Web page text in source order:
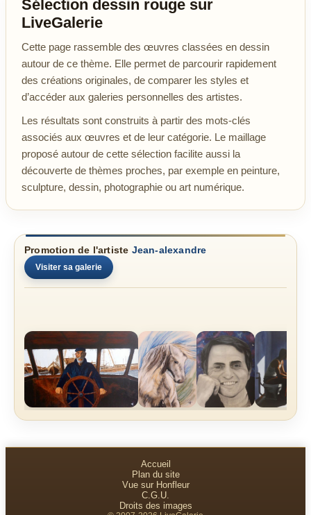
Sélection dessin rouge sur
LiveGalerie
Cette page rassemble des œuvres classées en dessin
autour de ce thème. Elle permet de parcourir rapidement
des créations originales, de comparer les styles et
d’accéder aux galeries personnelles des artistes.
Les résultats sont construits à partir des mots-clés
associés aux œuvres et de leur catégorie. Le maillage
proposé autour de cette sélection facilite aussi la
découverte de thèmes proches, par exemple en peinture,
sculpture, dessin, photographie ou art numérique.
Promotion de l'artiste Jean-alexandre
Visiter sa galerie
Accueil
Plan du site
Vue sur Honfleur
C.G.U.
Droits des images